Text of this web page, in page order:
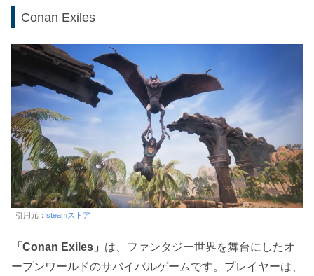
Conan Exiles
引用元： steamストア
「Conan Exiles」 は、ファンタジー世界を舞台にしたオ
ープンワールドのサバイバルゲームです。プレイヤーは、